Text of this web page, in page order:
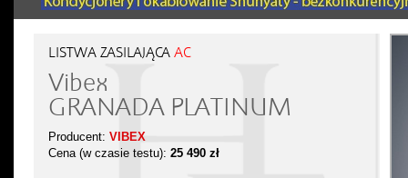
LISTWA ZASILAJĄCA AC
Vibex
GRANADA PLATINUM
Producent: VIBEX
Cena (w czasie testu): 25 490 zł